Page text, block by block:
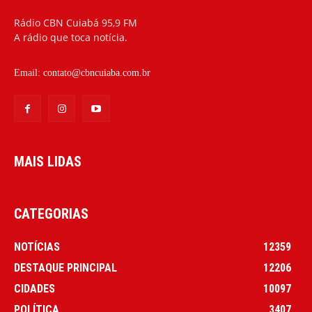
Rádio CBN Cuiabá 95,9 FM
A rádio que toca notícia.
Email: contato@cbncuiaba.com.br
MAIS LIDAS
CATEGORIAS
NOTÍCIAS
12359
DESTAQUE PRINCIPAL
12206
CIDADES
10097